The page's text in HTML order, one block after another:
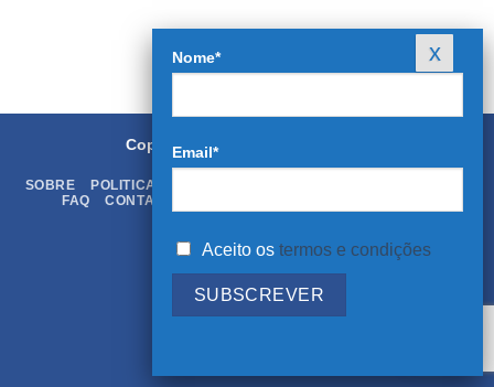
Copyright 2026 ©
SOBRE POLITICA DE PRIVACIDADE
FAQ
CONTATOS
Nome*
Email*
Aceito os termos e condições